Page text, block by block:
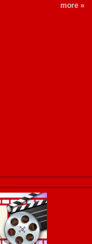
more »